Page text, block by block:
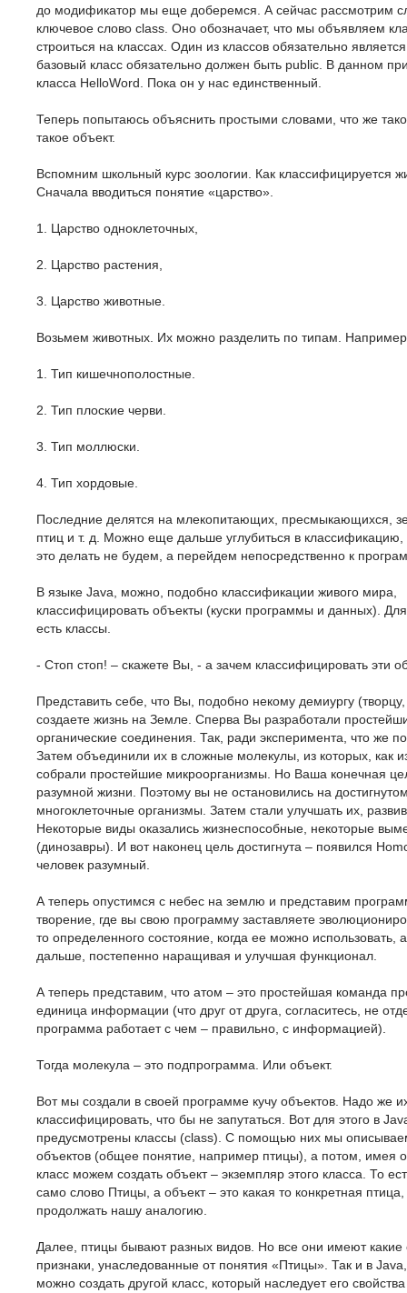
до модификатор мы еще доберемся. А сейчас рассмотрим
ключевое слово class. Оно обозначает, что мы объявляем
строиться на классах. Один из классов обязательно
базовый класс обязательно должен быть public. В данном
класса HelloWord. Пока он у нас единственный.
Теперь попытаюсь объяснить простыми словами, что же
такое объект.
Вспомним школьный курс зоологии. Как классифицируется
Сначала вводиться понятие «царство».
1. Царство одноклеточных,
2. Царство растения,
3. Царство животные.
Возьмем животных. Их можно разделить по типам.
1. Тип кишечнополостные.
2. Тип плоские черви.
3. Тип моллюски.
4. Тип хордовые.
Последние делятся на млекопитающих, пресмыкающихся,
птиц и т. д. Можно еще дальше углубиться в
это делать не будем, а перейдем непосредственно к
В языке Java, можно, подобно классификации живого мира,
классифицировать объекты (куски программы и данных).
есть классы.
- Стоп стоп! – скажете Вы, - а зачем классифицировать эти
Представить себе, что Вы, подобно некому демиургу (творцу,
создаете жизнь на Земле. Сперва Вы разработали
органические соединения. Так, ради эксперимента, что же
Затем объединили их в сложные молекулы, из которых, как
собрали простейшие микроорганизмы. Но Ваша конечная
разумной жизни. Поэтому вы не остановились на
многоклеточные организмы. Затем стали улучшать их,
Некоторые виды оказались жизнеспособные, некоторые
(динозавры). И вот наконец цель достигнута – появился
человек разумный.
А теперь опустимся с небес на землю и представим
творение, где вы свою программу заставляете
то определенного состояние, когда ее можно использовать,
дальше, постепенно наращивая и улучшая функционал.
А теперь представим, что атом – это простейшая команда
единица информации (что друг от друга, согласитесь, не
программа работает с чем – правильно, с информацией).
Тогда молекула – это подпрограмма. Или объект.
Вот мы создали в своей программе кучу объектов. Надо же
классифицировать, что бы не запутаться. Вот для этого в
предусмотрены классы (class). С помощью них мы
объектов (общее понятие, например птицы), а потом, имея
класс можем создать объект – экземпляр этого класса. То
само слово Птицы, а объект – это какая то конкретная
продолжать нашу аналогию.
Далее, птицы бывают разных видов. Но все они имеют
признаки, унаследованные от понятия «Птицы». Так и в
можно создать другой класс, который наследует его